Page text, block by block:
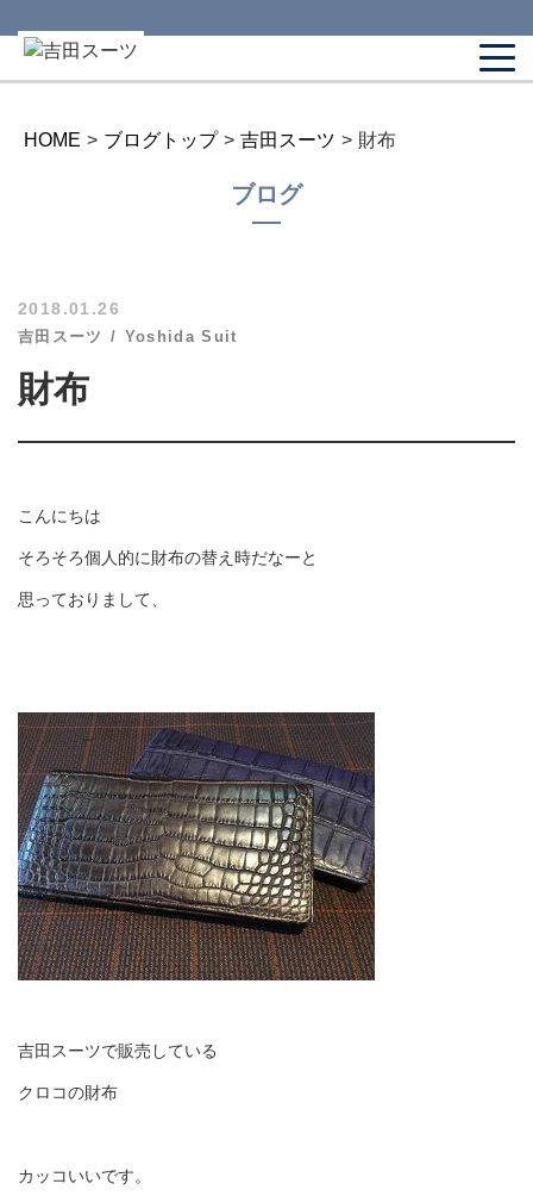
HOME > ブログトップ > 吉田スーツ > 財布
ブログ
2018.01.26
吉田スーツ Yoshida Suit
財布
こんにちは
そろそろ個人的に財布の替え時だなーと
思っておりまして、
吉田スーツで販売している
クロコの財布
カッコいいです。